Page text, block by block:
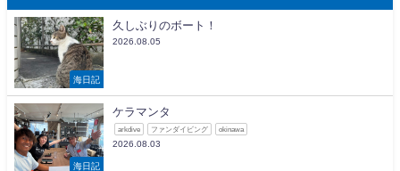
海日記
久しぶりのボート！
2026.08.05
海日記
ケラマンタ
arkdive ファンダイビング okinawa
2026.08.03